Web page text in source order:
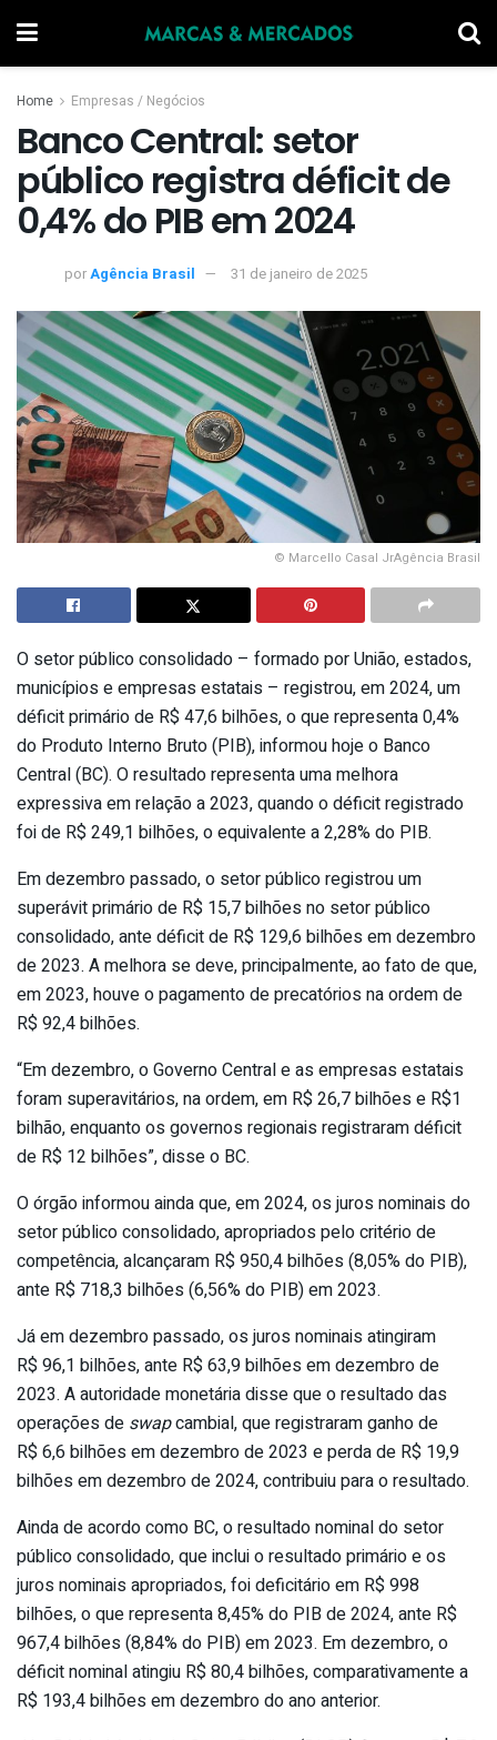
Home Empresas / Negócios
Banco Central: setor
público registra déficit de
0,4% do PIB em 2024
porAgência Brasil 31 de janeiro de 2025
© Marcello Casal JrAgência Brasil
O setor público consolidado – formado por União, estados,
municípios e empresas estatais – registrou, em 2024, um
déficit primário de R$ 47,6 bilhões, o que representa 0,4%
do Produto Interno Bruto (PIB), informou hoje o Banco
Central (BC). O resultado representa uma melhora
expressiva em relação a 2023, quando o déficit registrado
foi de R$ 249,1 bilhões, o equivalente a 2,28% do PIB.
Em dezembro passado, o setor público registrou um
superávit primário de R$ 15,7 bilhões no setor público
consolidado, ante déficit de R$ 129,6 bilhões em dezembro
de 2023. A melhora se deve, principalmente, ao fato de que,
em 2023, houve o pagamento de precatórios na ordem de
R$ 92,4 bilhões.
“Em dezembro, o Governo Central e as empresas estatais
foram superavitários, na ordem, em R$ 26,7 bilhões e R$1
bilhão, enquanto os governos regionais registraram déficit
de R$ 12 bilhões”, disse o BC.
O órgão informou ainda que, em 2024, os juros nominais do
setor público consolidado, apropriados pelo critério de
competência, alcançaram R$ 950,4 bilhões (8,05% do PIB),
ante R$ 718,3 bilhões (6,56% do PIB) em 2023.
Já em dezembro passado, os juros nominais atingiram
R$ 96,1 bilhões, ante R$ 63,9 bilhões em dezembro de
2023. A autoridade monetária disse que o resultado das
operações de swapcambial, que registraram ganho de
R$ 6,6 bilhões em dezembro de 2023 e perda de R$ 19,9
bilhões em dezembro de 2024, contribuiu para o resultado.
Ainda de acordo como BC, o resultado nominal do setor
público consolidado, que inclui o resultado primário e os
juros nominais apropriados, foi deficitário em R$ 998
bilhões, o que representa 8,45% do PIB de 2024, ante R$
967,4 bilhões (8,84% do PIB) em 2023. Em dezembro, o
déficit nominal atingiu R$ 80,4 bilhões, comparativamente a
R$ 193,4 bilhões em dezembro do ano anterior.